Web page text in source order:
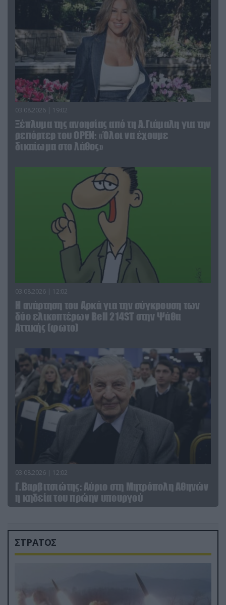
03.08.2026 | 19:02
Ξέπλυμα της ανοησίας από τη Α.Γιάμαλη για την
ρεπόρτερ του ΟΡΕΝ: «Όλοι να έχουμε
δικαίωμα στο λάθος»
03.08.2026 | 12:02
Η ανάρτηση του Αρκά για την σύγκρουση των
δύο ελικοπτέρων Bell 214ST στην Ψάθα
Αττικής (φωτο)
03.08.2026 | 12:02
Γ.Βαρβιτσιώτης: Aύριο στη Μητρόπολη Αθηνών
η κηδεία του πρώην υπουργού
ΣΤΡΑΤΟΣ